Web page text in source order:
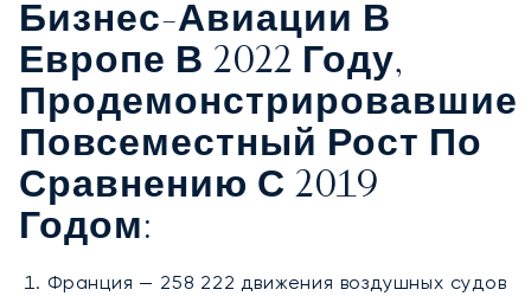
Бизнес-Авиации В
Европе В 2022 Году,
Продемонстрировавшие
Повсеместный Рост По
Сравнению С 2019
Годом:
Франция — 258 222 движения воздушных судов